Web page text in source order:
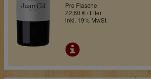
Pro Flasche
22,60 € / Liter
inkl. 19% MwSt.